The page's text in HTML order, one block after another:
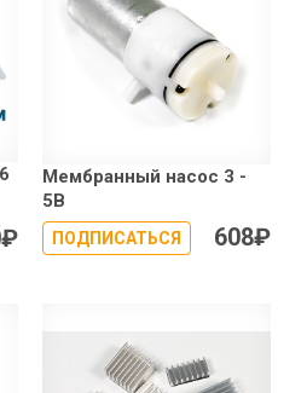
₽
Мембранный насос 3 -
5В
ПОДПИСАТЬСЯ 608₽